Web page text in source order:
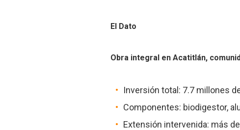
El Dato
Obra integral en Acatitlán,
Inversión total: 7.7 millones
Componentes: biodigestor,
Extensión intervenida: más